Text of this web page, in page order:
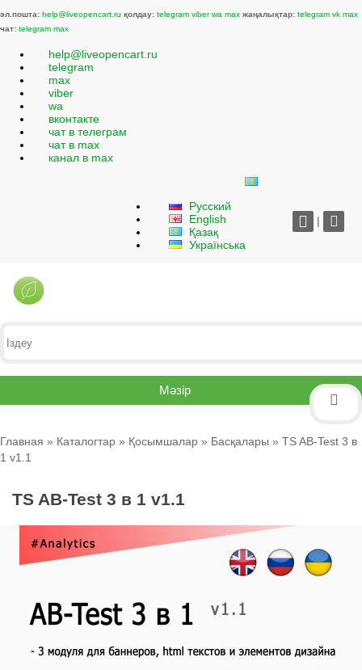
эл.пошта: help@liveopencart.ru қолдау: telegram viber wa max жаңалықтар: telegram vk max
чат: telegram max
help@liveopencart.ru
telegram
max
viber
wa
вконтакте
чат в телеграм
чат в max
канал в max
Русский
English
Қазақ
Українська
|
Мәзір
Главная » Каталогтар » Қосымшалар » Басқалары » TS AB-Test 3 в
1 v1.1
TS AB-Test 3 в 1 v1.1